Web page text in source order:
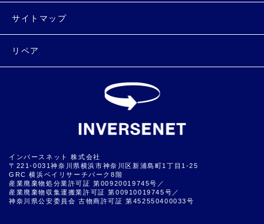
サイトマップ
リペア
インバースネット 株式会社
〒221-0031神奈川県横浜市神奈川区新浦島町1丁目1-25
GRC 横浜ベイリサーチパーク8階
産業廃棄物処分業許可証 第00920019745号／
産業廃棄物収集運搬業許可証 第00910019745号／
神奈川県公安委員会 古物商許可証 第452550400033号